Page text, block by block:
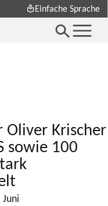
Einfache Sprache
Oliver Krischer
sowie 100